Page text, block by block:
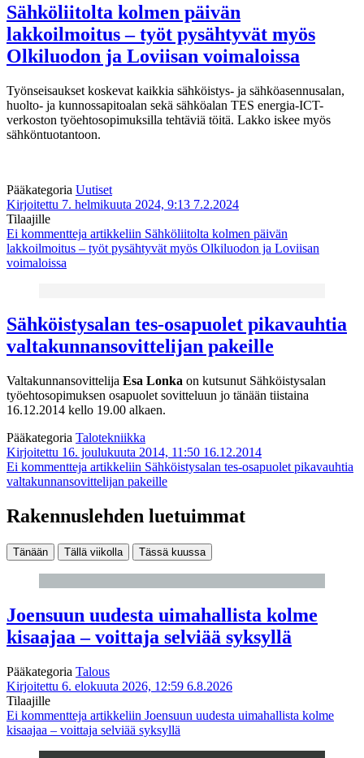
Sähköliitolta kolmen päivän
lakkoilmoitus – työt pysähtyvät myös
Olkiluodon ja Loviisan voimaloissa
Työnseisaukset koskevat kaikkia sähköistys- ja sähköasennusalan,
huolto- ja kunnossapitoalan sekä sähköalan TES energia-ICT-
verkoston työehtosopimuksilla tehtäviä töitä. Lakko iskee myös
sähköntuotantoon.
Pääkategoria Uutiset
Kirjoitettu 7. helmikuuta 2024, 9:13 7.2.2024
Tilaajille
Ei kommentteja artikkeliin Sähköliitolta kolmen päivän
lakkoilmoitus – työt pysähtyvät myös Olkiluodon ja Loviisan
voimaloissa
Sähköistysalan tes-osapuolet pikavauhtia
valtakunnansovittelijan pakeille
Valtakunnansovittelija Esa Lonka on kutsunut Sähköistysalan
työehtosopimuksen osapuolet sovitteluun jo tänään tiistaina
16.12.2014 kello 19.00 alkaen.
Pääkategoria Talotekniikka
Kirjoitettu 16. joulukuuta 2014, 11:50 16.12.2014
Ei kommentteja artikkeliin Sähköistysalan tes-osapuolet pikavauhtia
valtakunnansovittelijan pakeille
Rakennuslehden luetuimmat
Tänään Tällä viikolla Tässä kuussa
Joensuun uudesta uimahallista kolme
kisaajaa – voittaja selviää syksyllä
Pääkategoria Talous
Kirjoitettu 6. elokuuta 2026, 12:59 6.8.2026
Tilaajille
Ei kommentteja artikkeliin Joensuun uudesta uimahallista kolme
kisaajaa – voittaja selviää syksyllä